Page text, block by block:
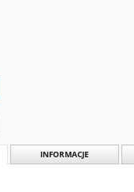
INFORMACJE